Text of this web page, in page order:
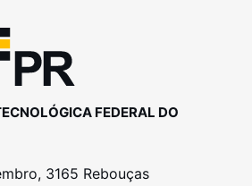
FEDERAL DO
3165 Rebouças